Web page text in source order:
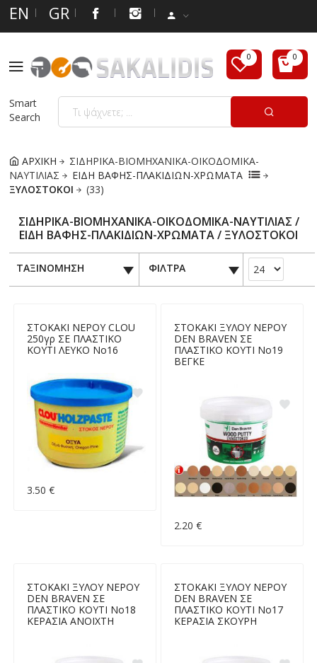
EN GR
Smart
Search
ΑΡΧΙΚΗ
ΣΙΔΗΡΙΚΑ-ΒΙΟΜΗΧΑΝΙΚΑ-ΟΙΚΟΔΟΜΙΚΑ-
ΝΑΥΤΙΛΙΑΣ
ΕΙΔΗ ΒΑΦΗΣ-ΠΛΑΚΙΔΙΩΝ-ΧΡΩΜΑΤΑ
ΞΥΛΟΣΤΟΚΟΙ
(33)
ΣΙΔΗΡΙΚΑ-ΒΙΟΜΗΧΑΝΙΚΑ-ΟΙΚΟΔΟΜΙΚΑ-ΝΑΥΤΙΛΙΑΣ /
ΕΙΔΗ ΒΑΦΗΣ-ΠΛΑΚΙΔΙΩΝ-ΧΡΩΜΑΤΑ / ΞΥΛΟΣΤΟΚΟΙ
ΤΑΞΙΝΟΜΗΣΗ ΦΙΛΤΡΑ
ΣΤΟΚΑΚΙ ΝΕΡΟΥ CLOU
250γρ ΣΕ ΠΛΑΣΤΙΚΟ
ΚΟΥΤΙ ΛΕΥΚΟ Νο16
3.50 €
ΣΤΟΚΑΚΙ ΞΥΛΟΥ ΝΕΡΟΥ
DEN BRAVEN ΣΕ
ΠΛΑΣΤΙΚΟ ΚΟΥΤΙ Νο19
ΒΕΓΚΕ
2.20 €
ΣΤΟΚΑΚΙ ΞΥΛΟΥ ΝΕΡΟΥ
DEN BRAVEN ΣΕ
ΠΛΑΣΤΙΚΟ ΚΟΥΤΙ Νο18
ΚΕΡΑΣΙΑ ΑΝΟΙΧΤΗ
ΣΤΟΚΑΚΙ ΞΥΛΟΥ ΝΕΡΟΥ
DEN BRAVEN ΣΕ
ΠΛΑΣΤΙΚΟ ΚΟΥΤΙ Νο17
ΚΕΡΑΣΙΑ ΣΚΟΥΡΗ